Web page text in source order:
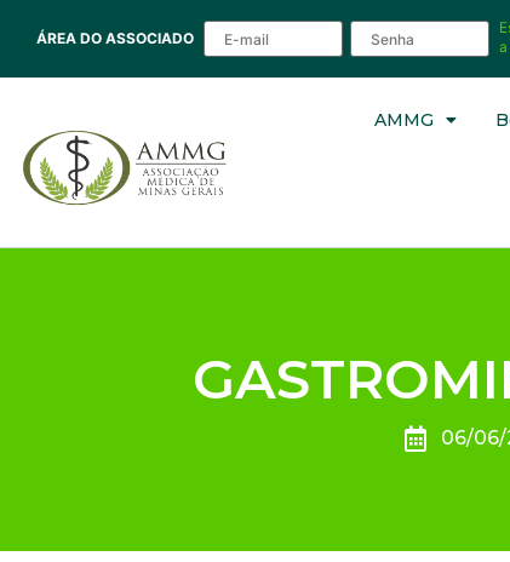
ÁREA DO ASSOCIADO
a
AMMG
06/